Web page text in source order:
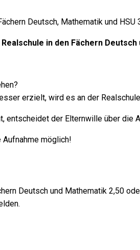
Deutsch, Mathematik und HSU
in den Fächern Deutsch
erzielt, wird es an der
entscheidet der Elternwille über die
Aufnahme möglich!
Deutsch und Mathematik 2,50